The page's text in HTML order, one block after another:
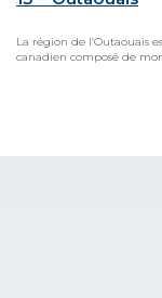
La région de l’Outaouais
canadien composé de